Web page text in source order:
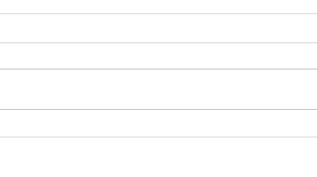
【ライフ通信５５７】 【ラ